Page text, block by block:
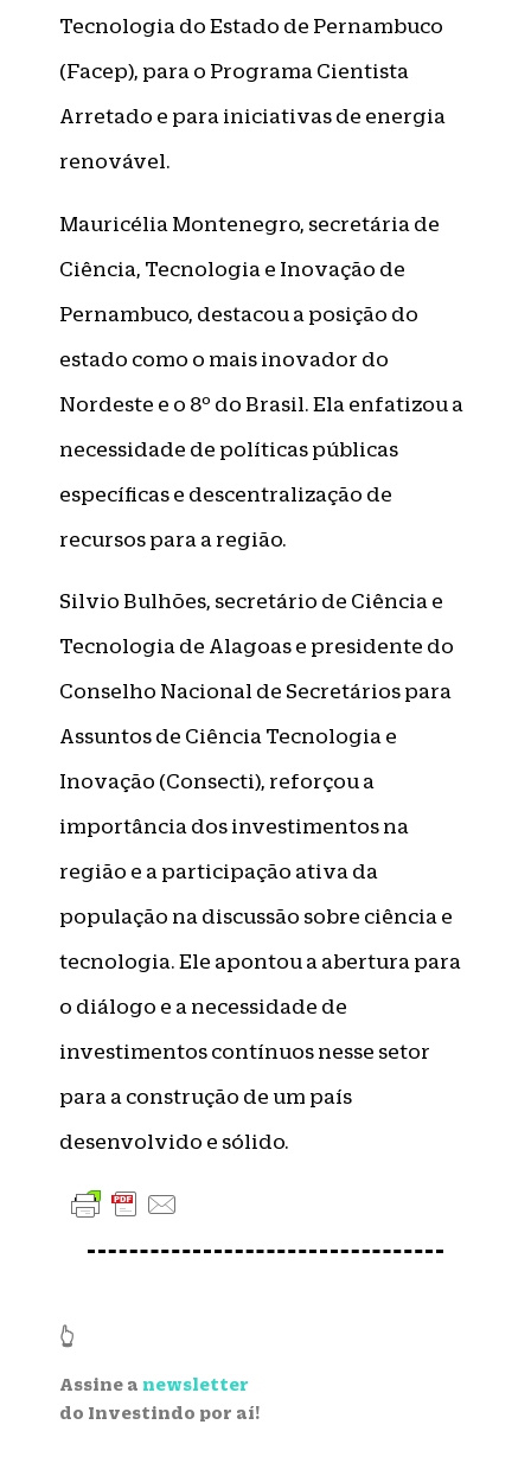
Tecnologia do Estado de Pernambuco
(Facep), para o Programa Cientista
Arretado e para iniciativas de energia
renovável.
Mauricélia Montenegro, secretária de
Ciência, Tecnologia e Inovação de
Pernambuco, destacou a posição do
estado como o mais inovador do
Nordeste e o 8º do Brasil. Ela enfatizou a
necessidade de políticas públicas
específicas e descentralização de
recursos para a região.
Silvio Bulhões, secretário de Ciência e
Tecnologia de Alagoas e presidente do
Conselho Nacional de Secretários para
Assuntos de Ciência Tecnologia e
Inovação (Consecti), reforçou a
importância dos investimentos na
região e a participação ativa da
população na discussão sobre ciência e
tecnologia. Ele apontou a abertura para
o diálogo e a necessidade de
investimentos contínuos nesse setor
para a construção de um país
desenvolvido e sólido.
👆
Assine a newsletter
do Investindo por aí!